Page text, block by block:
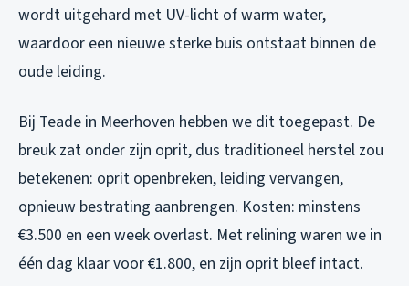
wordt uitgehard met UV-licht of warm water,
waardoor een nieuwe sterke buis ontstaat binnen de
oude leiding.
Bij Teade in Meerhoven hebben we dit toegepast. De
breuk zat onder zijn oprit, dus traditioneel herstel zou
betekenen: oprit openbreken, leiding vervangen,
opnieuw bestrating aanbrengen. Kosten: minstens
€3.500 en een week overlast. Met relining waren we in
één dag klaar voor €1.800, en zijn oprit bleef intact.